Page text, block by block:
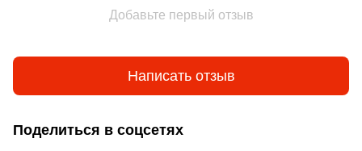
Добавьте первый отзыв
Написать отзыв
Поделиться в соцсетях